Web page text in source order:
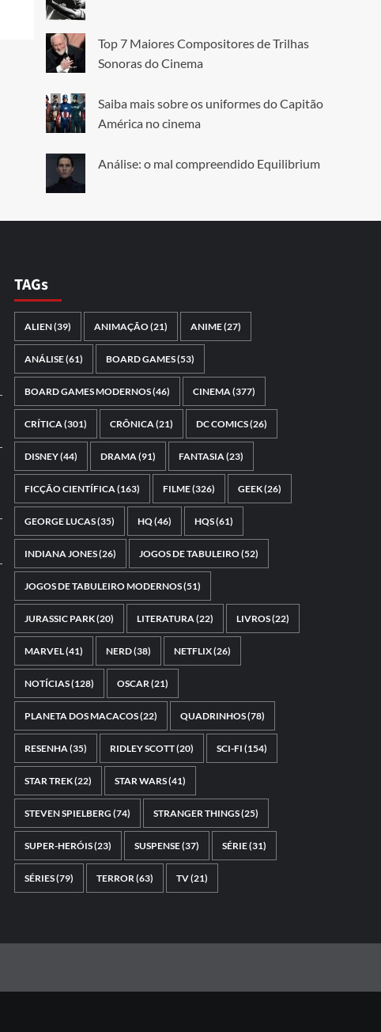
Top 7 Maiores Compositores de Trilhas
Sonoras do Cinema
Saiba mais sobre os uniformes do Capitão
América no cinema
Análise: o mal compreendido Equilibrium
TAGs
ALIEN(39) ANIMAÇÃO(21) ANIME(27)
ANÁLISE(61) BOARD GAMES(53)
BOARD GAMES MODERNOS(46) CINEMA (377)
CRÍTICA (301) CRÔNICA (21) DC COMICS(26)
DISNEY(44) DRAMA (91) FANTASIA (23)
FICÇÃO CIENTÍFICA (163) FILME(326) GEEK(26)
GEORGE LUCAS(35) HQ(46) HQS(61)
INDIANA JONES(26) JOGOS DE TABULEIRO(52)
JOGOS DE TABULEIRO MODERNOS(51)
JURASSIC PARK(20) LITERATURA (22) LIVROS(22)
MARVEL(41) NERD(38) NETFLIX(26)
NOTÍCIAS(128) OSCAR (21)
PLANETA DOS MACACOS(22) QUADRINHOS(78)
RESENHA (35) RIDLEY SCOTT(20) SCI-FI (154)
STAR TREK(22) STAR WARS(41)
STEVEN SPIELBERG (74) STRANGER THINGS(25)
SUPER-HERÓIS(23) SUSPENSE(37) SÉRIE(31)
SÉRIES(79) TERROR (63) TV(21)